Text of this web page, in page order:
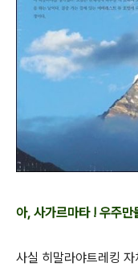
아, 사가르마타 ! 우주
사실 히말라야트레킹